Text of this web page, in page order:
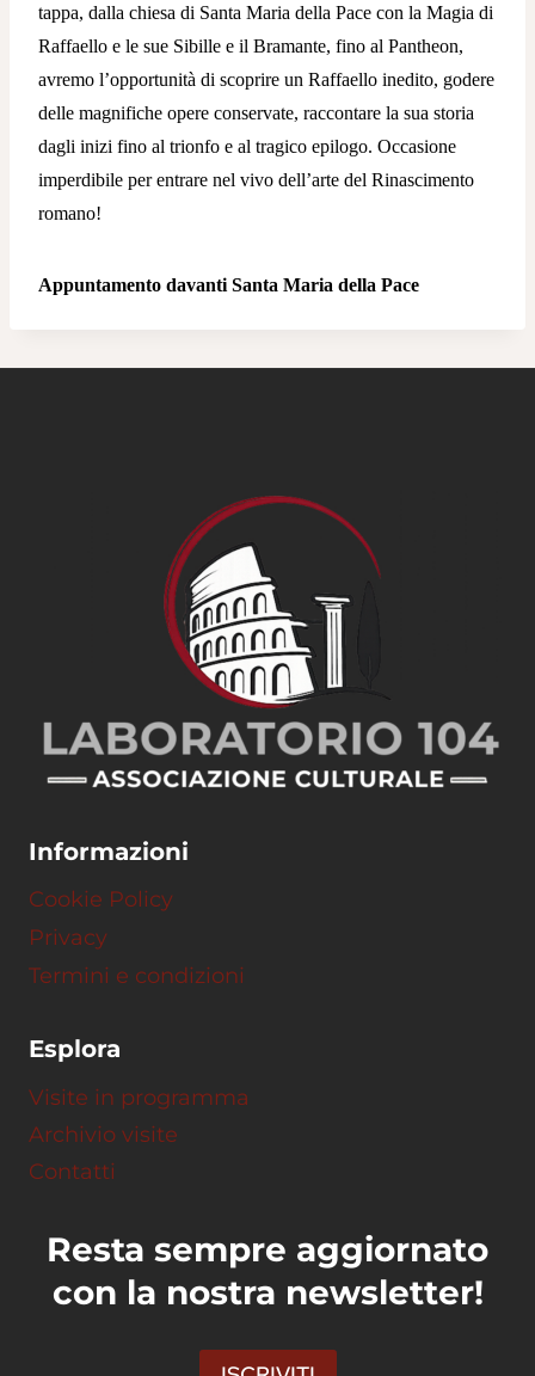
tappa, dalla chiesa di Santa Maria della Pace con la Magia di
Raffaello e le sue Sibille e il Bramante, fino al Pantheon,
avremo l’opportunità di scoprire un Raffaello inedito, godere
delle magnifiche opere conservate, raccontare la sua storia
dagli inizi fino al trionfo e al tragico epilogo. Occasione
imperdibile per entrare nel vivo dell’arte del Rinascimento
romano!
Appuntamento davanti Santa Maria della Pace
Informazioni
Cookie Policy
Privacy
Termini e condizioni
Esplora
Visite in programma
Archivio visite
Contatti
Resta sempre aggiornato
con la nostra newsletter!